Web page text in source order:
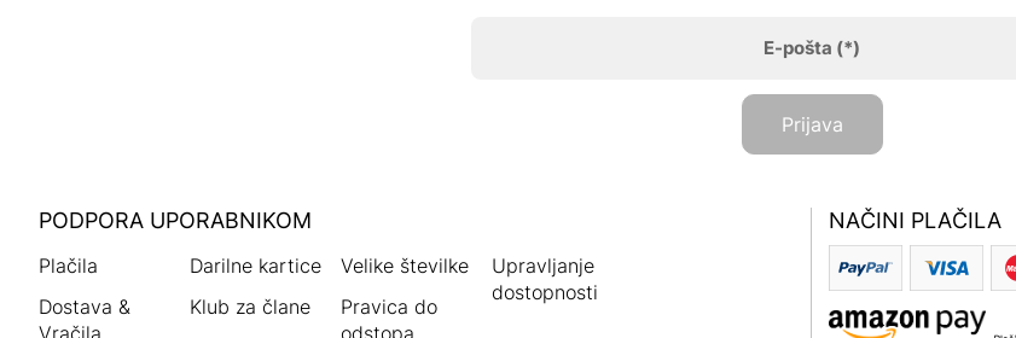
E-pošta (*)
Prijava
HUMANIC
noga
PODPORA UPORABNIKOM
Plačila
Dostava &
Vračila
Darilne kartice
Klub za člane
Velike številke
Pravica do
odstopa
Upravljanje
dostopnosti
NAČINI PLAČILA